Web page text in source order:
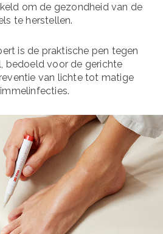
om de gezondheid van de
te herstellen.
is de praktische pen tegen
bedoeld voor de gerichte
van lichte tot matige